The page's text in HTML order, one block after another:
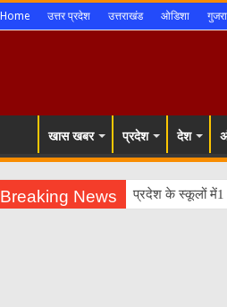
Home उत्तर प्रदेश उत्तराखंड ओडिशा
खास खबर प्रदेश देश
Breaking News प्रदेश के स्कूलों में1